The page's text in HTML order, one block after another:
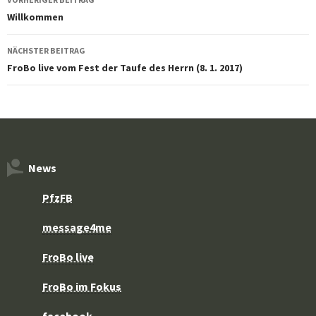
Willkommen
NÄCHSTER BEITRAG
FroBo live vom Fest der Taufe des Herrn (8. 1. 2017)
News
PfzFB
message4me
FroBo live
FroBo im Fokus